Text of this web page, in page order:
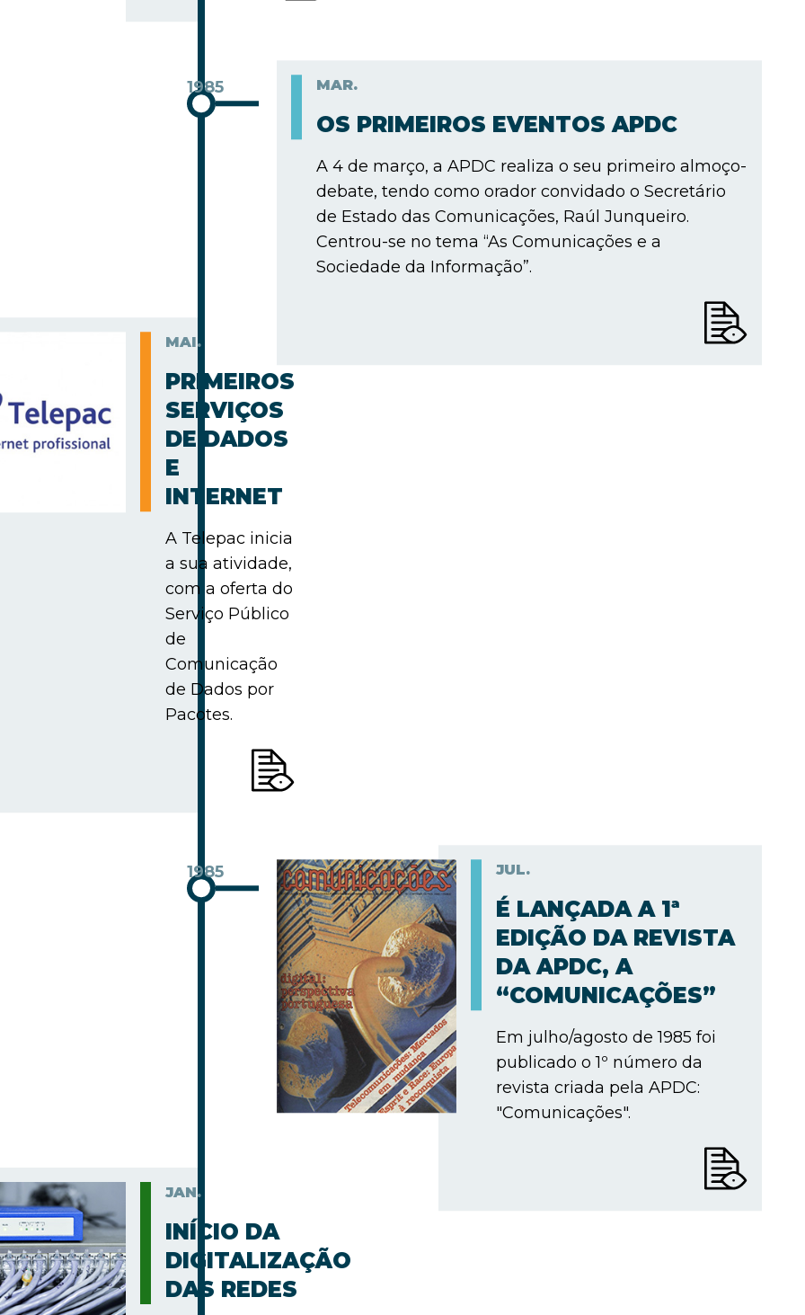
1985 MAR.
OS PRIMEIROS EVENTOS APDC
A 4 de março, a APDC realiza o seu primeiro almoço-
debate, tendo como orador convidado o Secretário
de Estado das Comunicações, Raúl Junqueiro.
Centrou-se no tema “As Comunicações e a
Sociedade da Informação”.
MAI.
PRIMEIROS
SERVIÇOS
DE DADOS
E
INTERNET
A Telepac inicia
a sua atividade,
com a oferta do
Serviço Público
de
Comunicação
de Dados por
Pacotes.
1985 JUL.
É LANÇADA A 1ª
EDIÇÃO DA REVISTA
DA APDC, A
“COMUNICAÇÕES”
Em julho/agosto de 1985 foi
publicado o 1º número da
revista criada pela APDC:
"Comunicações".
JAN.
INÍCIO DA
DIGITALIZAÇÃO
DAS REDES